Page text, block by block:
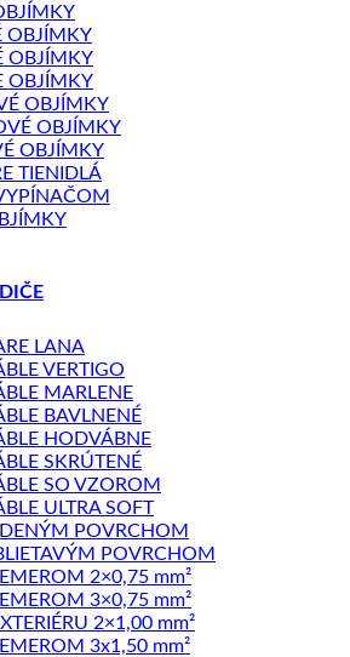
OBJÍMKY
OBJÍMKY
OBJÍMKY
OBJÍMKY
OBJÍMKY
OBJÍMKY
TIENIDLÁ
LANA
VERTIGO
MARLENE
BAVLNENÉ
HODVÁBNE
SKRÚTENÉ
SO VZOROM
ULTRA SOFT
POVRCHOM
POVRCHOM
2×0,75 mm²
3×0,75 mm²
2×1,00 mm²
3x1,50 mm²